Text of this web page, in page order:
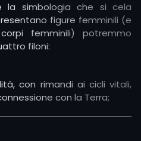
la simbologia che si cela
figure femminili (e
femminili) potremmo
filoni:
con rimandi ai cicli vitali,
con la Terra;